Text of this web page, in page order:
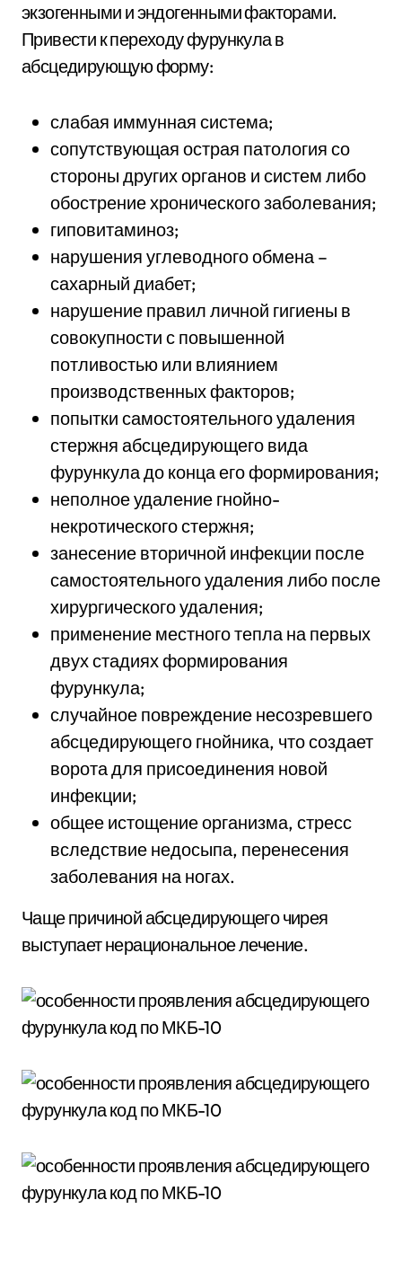
экзогенными и эндогенными факторами.
Привести к переходу фурункула в
абсцедирующую форму:
слабая иммунная система;
сопутствующая острая патология со
стороны других органов и систем либо
обострение хронического заболевания;
гиповитаминоз;
нарушения углеводного обмена –
сахарный диабет;
нарушение правил личной гигиены в
совокупности с повышенной
потливостью или влиянием
производственных факторов;
попытки самостоятельного удаления
стержня абсцедирующего вида
фурункула до конца его формирования;
неполное удаление гнойно-
некротического стержня;
занесение вторичной инфекции после
самостоятельного удаления либо после
хирургического удаления;
применение местного тепла на первых
двух стадиях формирования
фурункула;
случайное повреждение несозревшего
абсцедирующего гнойника, что создает
ворота для присоединения новой
инфекции;
общее истощение организма, стресс
вследствие недосыпа, перенесения
заболевания на ногах.
Чаще причиной абсцедирующего чирея
выступает нерациональное лечение.